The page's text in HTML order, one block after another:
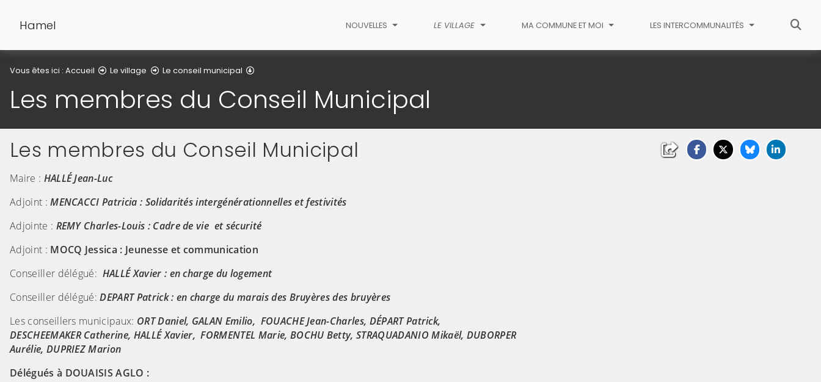
Hamel NOUVELLES LE VILLAGE MA COMMUNE ET MOI LES INTERCOMMUNALITÉS
Vous êtes ici : Accueil Le village Le conseil municipal
Les membres du Conseil Municipal
Les membres du Conseil Municipal
Maire : HALLÉ Jean-Luc
Adjoint : MENCACCI Patricia : Solidarités intergénérationnelles et festivités
Adjointe : REMY Charles-Louis : Cadre de vie et sécurité
Adjoint : MOCQ Jessica : Jeunesse et communication
Conseiller délégué: HALLÉ Xavier : en charge du logement
Conseiller délégué:DEPART Patrick : en charge du marais des Bruyères des bruyères
Les conseillers municipaux: ORT Daniel, GALAN Emilio, FOUACHE Jean-Charles, DÉPART Patrick,
DESCHEEMAKER Catherine, HALLÉ Xavier, FORMENTEL Marie, BOCHU Betty, STRAQUADANIO Mikaël, DUBORPER
Aurélie, DUPRIEZ Marion
Délégués à DOUAISIS AGLO :